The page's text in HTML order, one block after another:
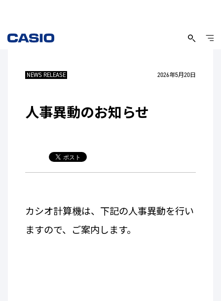
NEWS RELEASE 2026年5月20日
人事異動のお知らせ
カシオ計算機は、下記の人事異動を行い
ますので、ご案内します。